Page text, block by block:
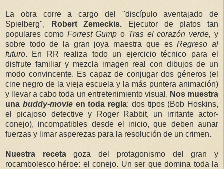
La obra corre a cargo del "discípulo aventajado de
Spielberg",
Robert Zemeckis. Ejecutor de platos tan
populares como Forrest Gump o Tras el corazón verde, y
sobre todo de la gran joya maestra que esRegreso al
futuro. En RR realiza todo un ejercicio técnico para el
disfrute familiar y mezcla imagen real con dibujos de un
modo convincente. Es capaz de conjugar dos géneros (el
cine negro de la vieja escuela y la más puntera animación)
y llevar a cabo toda un entretenimiento visual. Nos muestra
una buddy-movieen toda regla: dos tipos (Bob Hoskins,
el picajoso detective y Roger Rabbit, un irritante actor-
conejo), incompatibles desde el inicio, que deben aunar
fuerzas y limar asperezas para la resolución de un crimen.
Nuestra recetagoza del protagonismo del gran y
rocambolesco héroe: el conejo. Un ser que domina toda la